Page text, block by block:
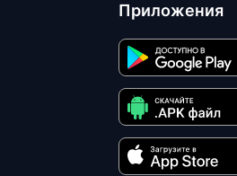
Приложения